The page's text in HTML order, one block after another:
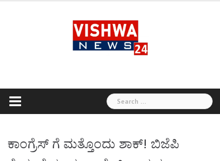
Search
for:
ಕಾಂಗ್ರೆಸ್ ಗೆ ಮತ್ತೊಂದು ಶಾಕ್! ಬಿಜೆಪಿ